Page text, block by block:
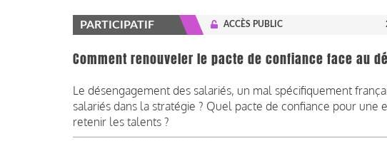
PARTICIPATIF ACCÈS PUBLIC
Comment renouveler le pacte de confiance face au
Le désengagement des salariés, un mal spécifiquement
salariés dans la stratégie ? Quel pacte de confiance pour
retenir les talents ?